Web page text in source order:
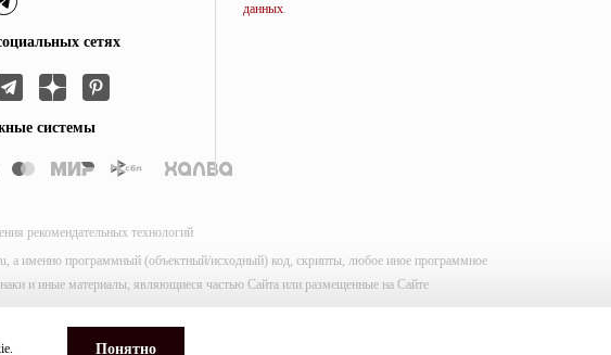
сетях
системы
данных.
рекомендательных технологий
а именно программный (объектный/исходный) код, скрипты, любое иное программное
и иные материалы, являющиеся частью Сайта или размещенные на Сайте
. Понятно